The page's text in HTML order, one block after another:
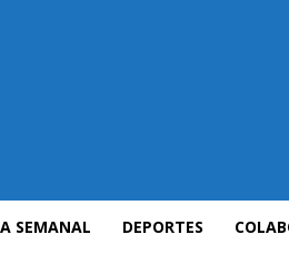
SEMANAL DEPORTES